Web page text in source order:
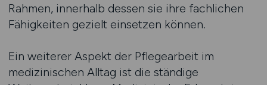
Rahmen, innerhalb dessen sie ihre fachlichen
Fähigkeiten gezielt einsetzen können.
Ein weiterer Aspekt der Pflegearbeit im
medizinischen Alltag ist die ständige